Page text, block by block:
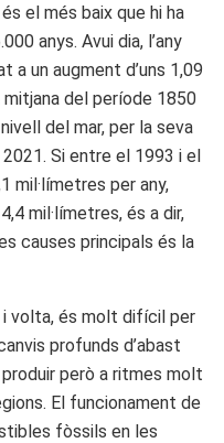
el més baix que hi ha
anys. Avui dia, l’any
a un augment d’uns 1,09
del període 1850
del mar, per la seva
2021. Si entre el 1993 i el
mil·límetres per any,
mil·límetres, és a dir,
causes principals és la
volta, és molt difícil per
profunds d’abast
produir però a ritmes molt
El funcionament de
fòssils en les